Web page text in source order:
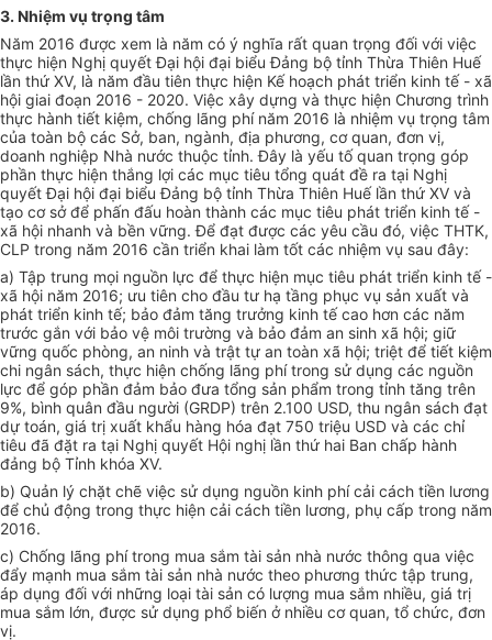
3. Nhiệm vụ trọng tâm
Năm 2016 được xem là năm có ý nghĩa rất quan trọng đối với việc
thực hiện Nghị quyết Đại hội đại biểu Đảng bộ tỉnh Thừa Thiên Huế
lần thứ XV, là năm đầu tiên thực hiện Kế hoạch phát triển kinh tế - xã
hội giai đoạn 2016 - 2020. Việc xây dựng và thực hiện Chương trình
thực hành tiết kiệm, chống lãng phí năm 2016 là nhiệm vụ trọng tâm
của toàn bộ các Sở, ban, ngành, địa phương, cơ quan, đơn vị,
doanh nghiệp Nhà nước thuộc tỉnh. Đây là yếu tố quan trọng góp
phần thực hiện thắng lợi các mục tiêu tổng quát đề ra tại Nghị
quyết Đại hội đại biểu Đảng bộ tỉnh Thừa Thiên Huế lần thứ XV và
tạo cơ sở để phấn đấu hoàn thành các mục tiêu phát triển kinh tế -
xã hội nhanh và bền vững. Để đạt được các yêu cầu đó, việc THTK,
CLP trong năm 2016 cần triển khai làm tốt các nhiệm vụ sau đây:
a) Tập trung mọi nguồn lực để thực hiện mục tiêu phát triển kinh tế -
xã hội năm 2016; ưu tiên cho đầu tư hạ tầng phục vụ sản xuất và
phát triển kinh tế; bảo đảm tăng trưởng kinh tế cao hơn các năm
trước gắn với bảo vệ môi trường và bảo đảm an sinh xã hội; giữ
vững quốc phòng, an ninh và trật tự an toàn xã hội; triệt để tiết kiệm
chi ngân sách, thực hiện chống lãng phítrong sử dụng các nguồn
lực để góp phần đảm bảo đưa tổng sản phẩm trong tỉnh tăng trên
9%, bình quân đầu người (GRDP) trên 2.100 USD, thu ngân sách đạt
dự toán, giá trị xuất khẩu hàng hóa đạt 750 triệu USD và các chỉ
tiêu đã đặt ra tại Nghị quyết Hội nghị lần thứ hai Ban chấp hành
đảng bộ Tỉnh khóa XV.
b) Quản lý chặt chẽ việc sử dụng nguồn kinh phí cải cách tiền lương
để chủ động trong thực hiện cải cách tiền lương, phụ cấp trong năm
2016.
c) Chống lãng phí trong mua sắm tài sản nhà nước thông qua việc
đẩy mạnh mua sắm tài sản nhà nước theo phương thức tập trung,
áp dụng đối với những loại tài sản có lượng mua sắm nhiều, giá trị
mua sắm lớn, được sử dụng phổ biến ở nhiều cơ quan, tổ chức, đơn
vị.